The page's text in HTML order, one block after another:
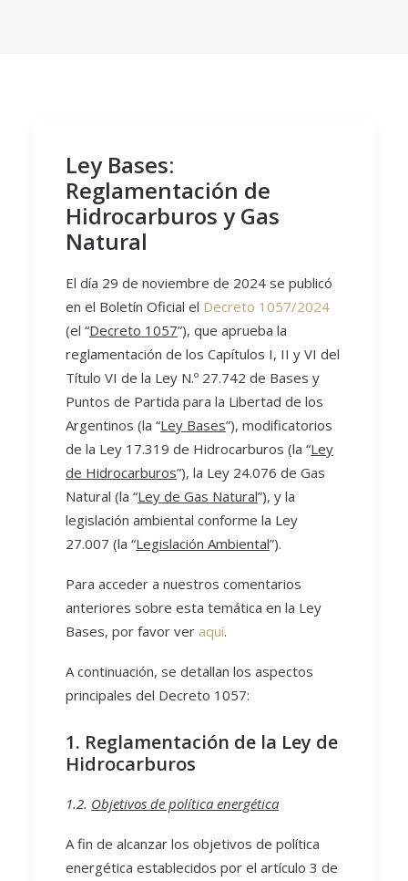
Ley Bases:
Reglamentación de
Hidrocarburos y Gas
Natural
El día 29 de noviembre de 2024 se publicó
en el Boletín Oficial el Decreto 1057/2024
(el “Decreto 1057”), que aprueba la
reglamentación de los Capítulos I, II y VI del
Título VI de la Ley N.º 27.742 de Bases y
Puntos de Partida para la Libertad de los
Argentinos (la “Ley Bases”), modificatorios
de la Ley 17.319 de Hidrocarburos (la “Ley
de Hidrocarburos”), la Ley 24.076 de Gas
Natural (la “Ley de Gas Natural”), y la
legislación ambiental conforme la Ley
27.007 (la “Legislación Ambiental”).
Para acceder a nuestros comentarios
anteriores sobre esta temática en la Ley
Bases, por favor ver aquí.
A continuación, se detallan los aspectos
principales del Decreto 1057:
1. Reglamentación de la Ley de
Hidrocarburos
1.2. Objetivos de política energética
A fin de alcanzar los objetivos de política
energética establecidos por el artículo 3 de